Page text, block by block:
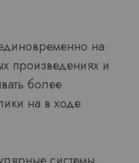
на
произведениях и
более
на в ходе